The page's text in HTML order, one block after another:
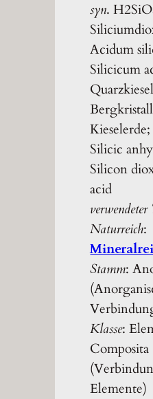
syn.
Acidum
Silicicum
Silicic
Silicon
acid
Naturreich:
Stamm:
Klasse:
Composita
Elemente)